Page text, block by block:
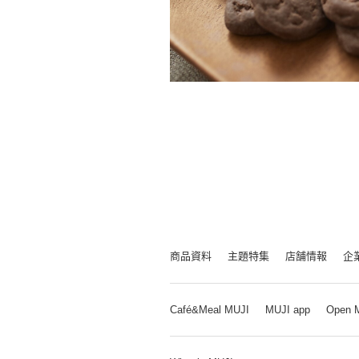
商品資料 主題特集 店舗情報 企
Café&Meal MUJI MUJI app Open